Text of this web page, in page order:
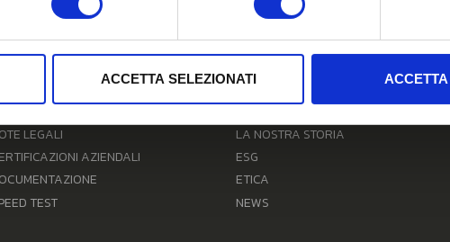
ACCETTA SELEZIONATI
LEGALI
AZIENDALI
TEST
CORPORATE
CHI SIAMO
LA NOSTRA STORIA
ESG
ETICA
NEWS